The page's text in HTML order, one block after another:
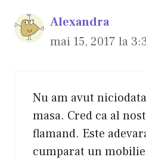
Alexandra
mai 15, 2017 la
Nu am avut
masa. Cred ca al
flamand. Este
cumparat un